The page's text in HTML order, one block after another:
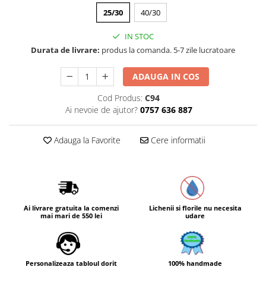
25/30 40/30
IN STOC
Durata de livrare: produs la comanda. 5-7 zile lucratoare
ADAUGA IN COS
Cod Produs: C94
Ai nevoie de ajutor? 0757 636 887
Adauga la Favorite Cere informatii
Ai livrare gratuita la comenzi
mai mari de 550 lei
Lichenii si florile nu necesita
udare
Personalizeaza tabloul dorit 100% handmade